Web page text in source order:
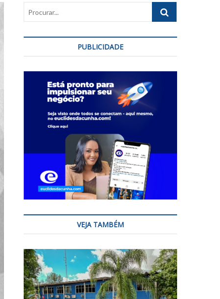
Procurar...
PUBLICIDADE
VEJA TAMBÉM